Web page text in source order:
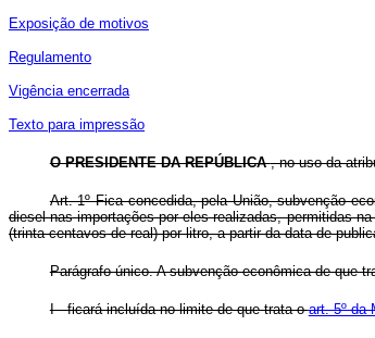
Exposição de motivos
Regulamento
Vigência encerrada
Texto para impressão
O PRESIDENTE DA REPÚBLICA, no uso da
Art. 1º Fica concedida, pela União, subvenção
diesel nas importações por eles realizadas, permitidas
(trinta centavos de real) por litro, a partir da data de
Parágrafo único. A subvenção econômica de que
I - ficará incluída no limite de que trata oart. 5º da